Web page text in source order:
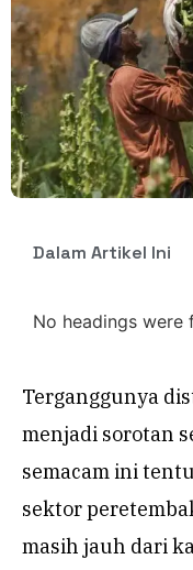
Dalam Artikel Ini
No headings were
Terganggunya
menjadi sorotan
semacam ini
sektor
masih jauh dari